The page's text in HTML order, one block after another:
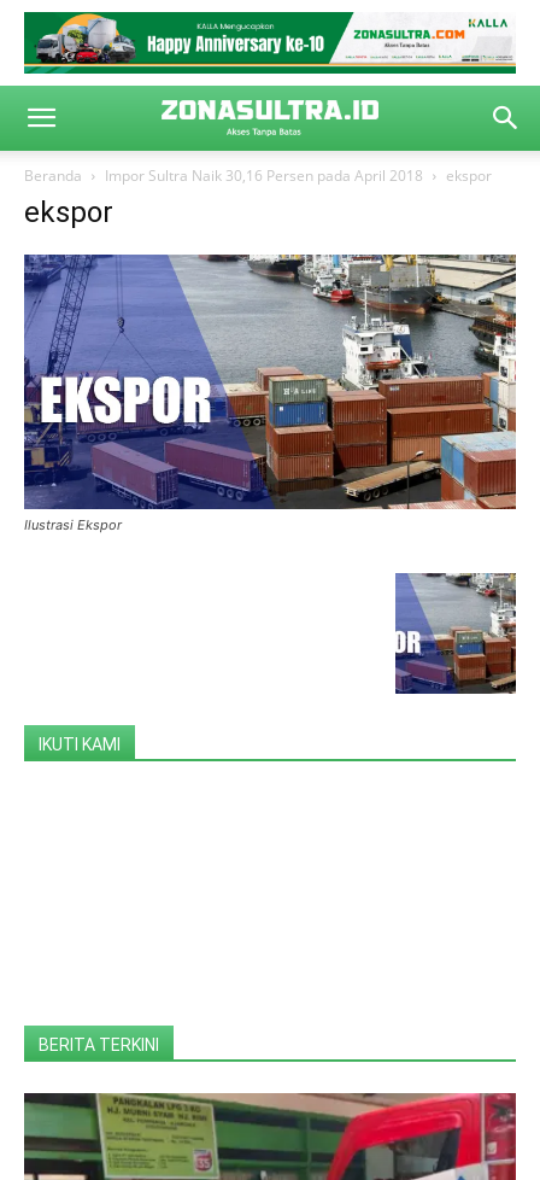
Beranda Impor Sultra Naik 30,16 Persen pada April 2018 ekspor
ekspor
Ilustrasi Ekspor
IKUTI KAMI
BERITA TERKINI